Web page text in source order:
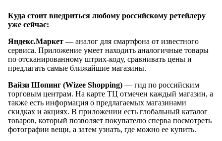
Куда стоит внедриться любому российскому ретейлеру
уже сейчас:
Яндекс.Маркет — аналог для смартфона от известного
сервиса. Приложение умеет находить аналогичные товары
по отсканированному штрих-коду, сравнивать цены и
предлагать самые ближайшие магазины.
Вайзи Шопинг (Wizee Shopping) — гид по российским
торговым центрам. На карте ТЦ отмечен каждый магазин, а
также есть информация о предлагаемых магазинами
скидках и акциях. В приложении есть глобальный каталог
товаров, который позволяет покупателю сперва посмотреть
фотографии вещи, а затем узнать, где можно ее купить.